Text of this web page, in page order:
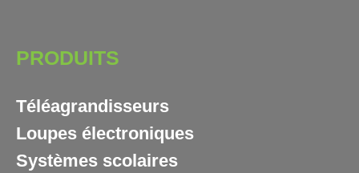
PRODUITS
Téléagrandisseurs
Loupes électroniques
Systèmes scolaires